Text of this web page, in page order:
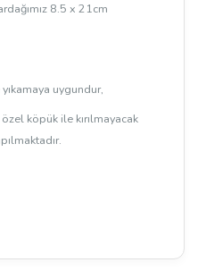
8.5 x 21cm
uygundur,
köpük ile kırılmayacak